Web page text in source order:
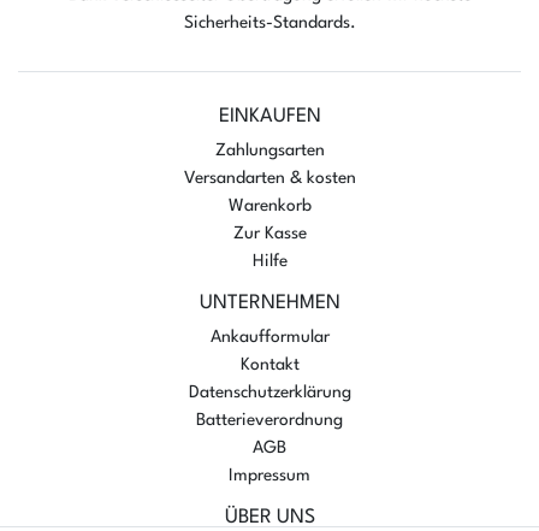
Sicherheits-Standards.
EINKAUFEN
Zahlungsarten
Versandarten & kosten
Warenkorb
Zur Kasse
Hilfe
UNTERNEHMEN
Ankaufformular
Kontakt
Datenschutzerklärung
Batterieverordnung
AGB
Impressum
ÜBER UNS